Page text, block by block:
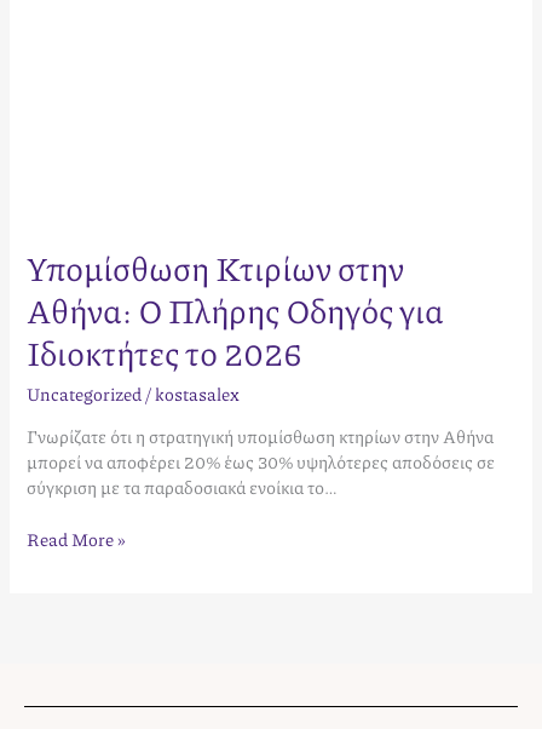
Υπομίσθωση Κτιρίων στην
Αθήνα: Ο Πλήρης Οδηγός για
Ιδιοκτήτες το 2026
Uncategorized/kostasalex
Γνωρίζατε ότι η στρατηγική υπομίσθωση κτηρίων στην Αθήνα
μπορεί να αποφέρει 20% έως 30% υψηλότερες αποδόσεις σε
σύγκριση με τα παραδοσιακά ενοίκια το…
Read More »